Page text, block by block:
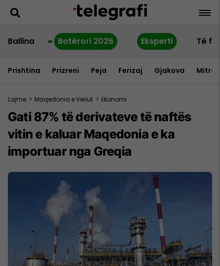
Ballina Botërori 2026 Eksperti Të
Prishtina Prizreni Peja Ferizaj Gjakova
Lajme > Maqedonia e Veriut > Ekonomi
Gati 87% të derivateve të naftës
vitin e kaluar Maqedonia e ka
importuar nga Greqia